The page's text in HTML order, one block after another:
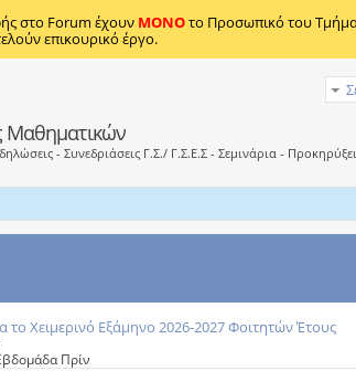
στο Forum έχουν MONOτο Προσωπικό του
επικουρικό έργο.
Μαθηματικών
- Συνεδριάσεις Γ.Σ./ Γ.Σ.Ε.Σ - Σεμινάρια -
το Χειμερινό Εξάμηνο 2026-2027 Φοιτητών Έτους
Πρίν